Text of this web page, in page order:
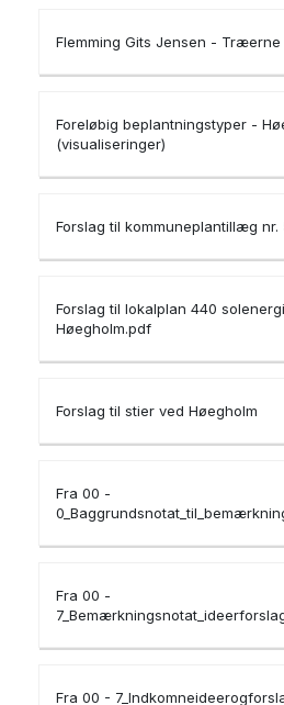
Flemming Gits Jensen - Træerne
Foreløbig beplantningstyper -
(visualiseringer)
Forslag til kommuneplantillæg nr.
Forslag til lokalplan 440
Høegholm.pdf
Forslag til stier ved Høegholm
Fra 00 -
Fra 00 -
Fra 00 -